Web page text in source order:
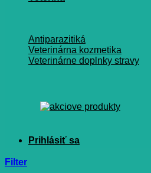
Antiparazitiká
Veterinárna kozmetika
Veterinárne doplnky stravy
Filter